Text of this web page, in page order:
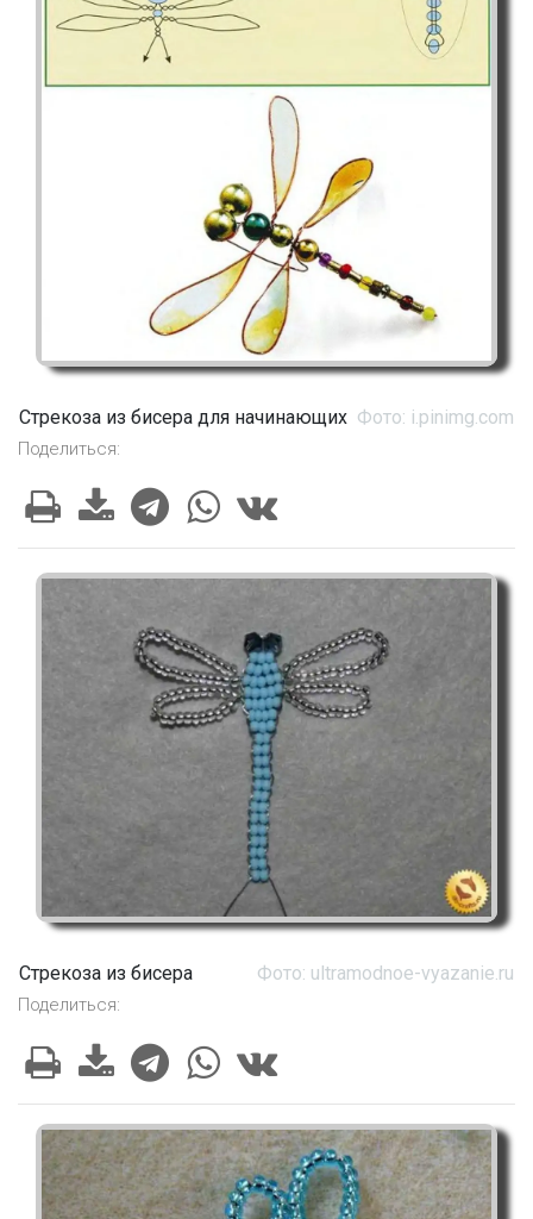
Стрекоза из бисера для начинающих Фото: i.pinimg.com
Поделиться:
Стрекоза из бисера Фото: ultramodnoe-vyazanie.ru
Поделиться: